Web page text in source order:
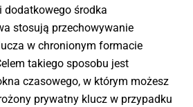
dodatkowego środka
stosują przechowywanie
w chronionym formacie
takiego sposobu jest
czasowego, w którym możesz
prywatny klucz w przypadku